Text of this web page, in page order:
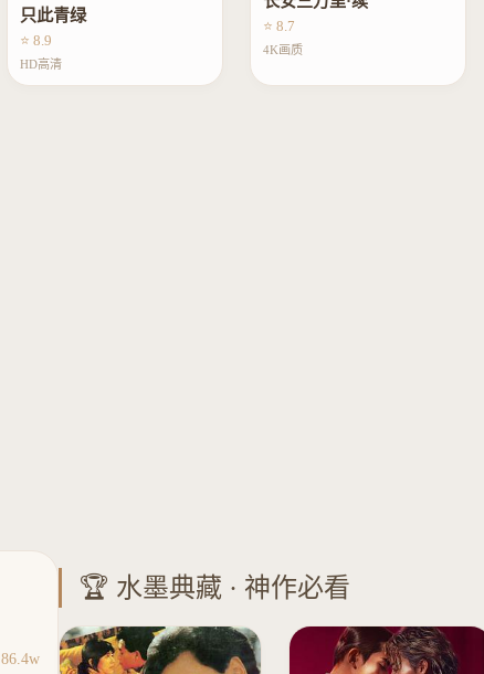
只此青绿
⭐ 8.9
HD高清
⭐ 8.7
4K画质
86.4w
🏆 水墨典藏 · 神作必看